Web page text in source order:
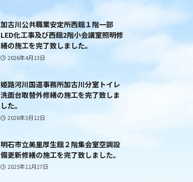
加古川公共職業安定所西館１階一部
LED化工事及び西館2階小会議室照明修
繕の施工を完了致しました。
2026年4月13日
姫路河川国道事務所加古川分室トイレ
洗面台取替外修繕の施工を完了致しま
した。
2026年3月12日
明石市立美里厚生館２階集会室空調設
備更新修繕の施工を完了致しました。
2025年11月27日